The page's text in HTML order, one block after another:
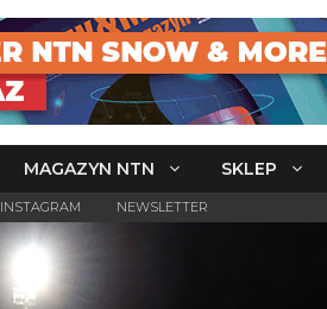
MAGAZYN NTN SKLEP
INSTAGRAM NEWSLETTER